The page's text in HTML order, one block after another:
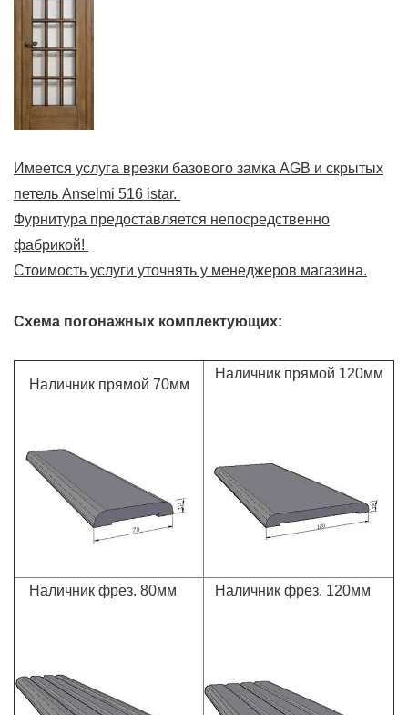
Имеется услуга врезки базового замка AGB и скрытых
петель Anselmi 516 istar.
Фурнитура предоставляется непосредственно
фабрикой!
Стоимость услуги уточнять у менеджеров магазина.
Схема погонажных комплектующих:
Наличник прямой 70мм
Наличник прямой 120мм
Наличник фрез. 80мм Наличник фрез. 120мм